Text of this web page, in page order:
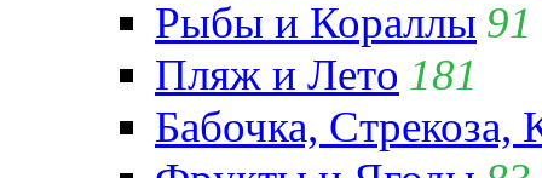
Рыбы и Кораллы 91
Пляж и Лето 181
Бабочка,